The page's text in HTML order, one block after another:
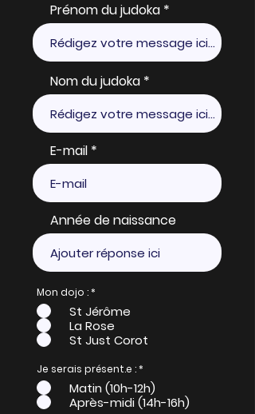
Prénom du judoka
Nom du judoka
E-mail
Année de naissance
Mon dojo :*
St Jérôme
La Rose
St Just Corot
Je serais présent.e :*
Matin (10h-12h)
Après-midi (14h-16h)